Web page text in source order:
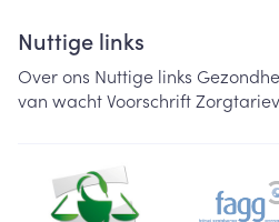
Nuttige links
Over ons Nuttige links
van wachtVoorschrift